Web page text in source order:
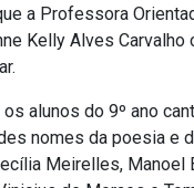
a Professora
Kelly Alves Carvalho
alunos do 9º ano
nomes da poesia e
Meirelles, Manoel